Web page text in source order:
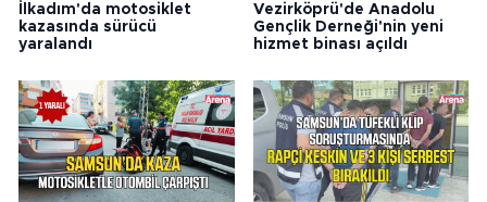
İlkadım'da motosiklet
kazasında sürücü
yaralandı
Vezirköprü'de Anadolu
Gençlik Derneği'nin yeni
hizmet binası açıldı